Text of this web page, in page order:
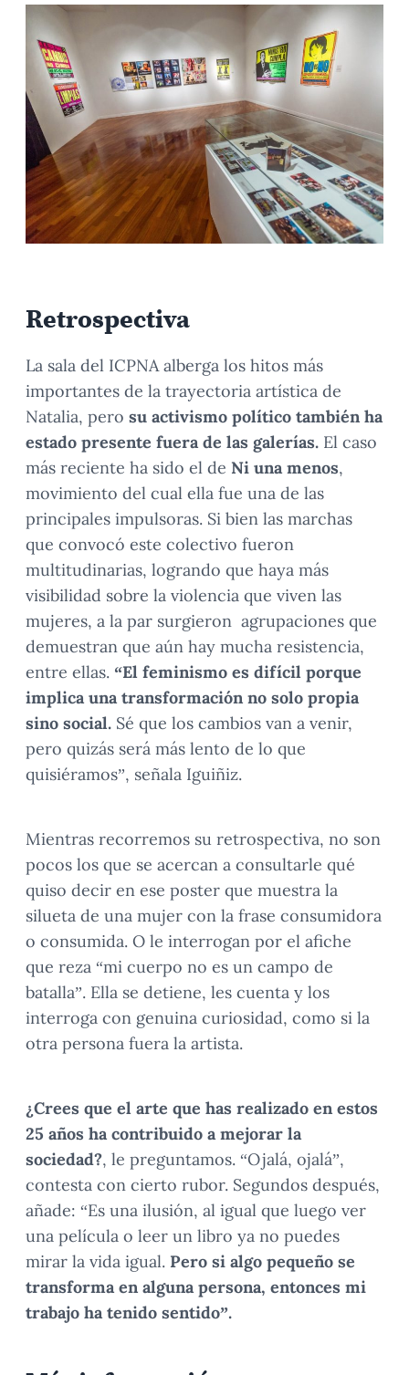
Retrospectiva
La sala del ICPNA alberga los hitos más
importantes de la trayectoria artística de
Natalia, pero su activismo político también ha
estado presente fuera de las galerías. El caso
más reciente ha sido el de Ni una menos,
movimiento del cual ella fue una de las
principales impulsoras. Si bien las marchas
que convocó este colectivo fueron
multitudinarias, logrando que haya más
visibilidad sobre la violencia que viven las
mujeres, a la par surgieron agrupaciones que
demuestran que aún hay mucha resistencia,
entre ellas. “El feminismo es difícil porque
implica una transformación no solo propia
sino social. Sé que los cambios van a venir,
pero quizás será más lento de lo que
quisiéramos”, señala Iguiñiz.
Mientras recorremos su retrospectiva, no son
pocos los que se acercan a consultarle qué
quiso decir en ese poster que muestra la
silueta de una mujer con la frase consumidora
o consumida. O le interrogan por el afiche
que reza “mi cuerpo no es un campo de
batalla”. Ella se detiene, les cuenta y los
interroga con genuina curiosidad, como si la
otra persona fuera la artista.
¿Crees que el arte que has realizado en estos
25 años ha contribuido a mejorar la
sociedad?, le preguntamos. “Ojalá, ojalá”,
contesta con cierto rubor. Segundos después,
añade: “Es una ilusión, al igual que luego ver
una película o leer un libro ya no puedes
mirar la vida igual. Pero si algo pequeño se
transforma en alguna persona, entonces mi
trabajo ha tenido sentido”.